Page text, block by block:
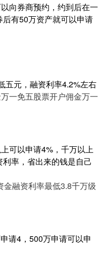
向券商预约，约到后在一
有50万资产就可以申请
五元，融资利率4.2%左右
一免五股票开户佣金万一
可以申请4%，千万以上
率，省出来的钱是自己
金融资利率最低3.8千万级
请4，500万申请可以申